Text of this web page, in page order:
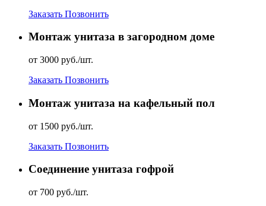
Заказать Позвонить
Монтаж унитаза в загородном доме
от 3000 руб./шт.
Заказать Позвонить
Монтаж унитаза на кафельный пол
от 1500 руб./шт.
Заказать Позвонить
Соединение унитаза гофрой
от 700 руб./шт.